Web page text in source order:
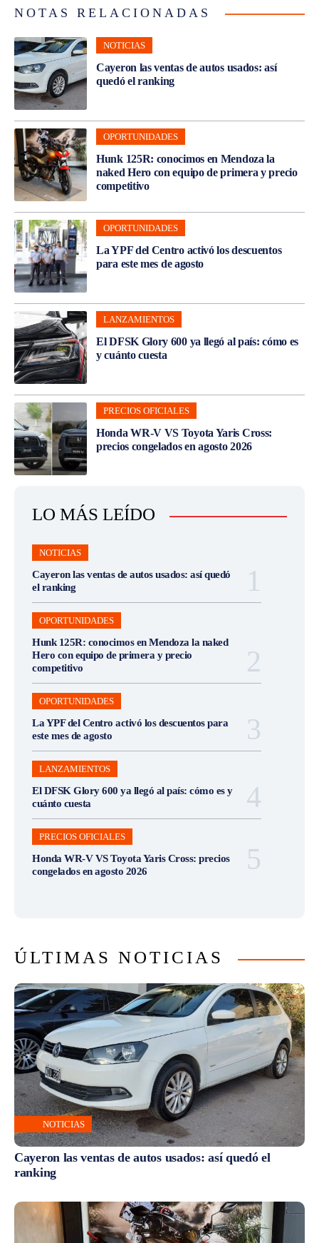
NOTAS RELACIONADAS
NOTICIAS
Cayeron las ventas de autos usados: así
quedó el ranking
OPORTUNIDADES
Hunk 125R: conocimos en Mendoza la
naked Hero con equipo de primera y precio
competitivo
OPORTUNIDADES
La YPF del Centro activó los descuentos
para este mes de agosto
LANZAMIENTOS
El DFSK Glory 600 ya llegó al país: cómo es
y cuánto cuesta
PRECIOS OFICIALES
Honda WR-V VS Toyota Yaris Cross:
precios congelados en agosto 2026
LO MÁS LEÍDO
NOTICIAS
Cayeron las ventas de autos usados: así quedó
el ranking
OPORTUNIDADES
Hunk 125R: conocimos en Mendoza la naked
Hero con equipo de primera y precio
competitivo
OPORTUNIDADES
La YPF del Centro activó los descuentos para
este mes de agosto
LANZAMIENTOS
El DFSK Glory 600 ya llegó al país: cómo es y
cuánto cuesta
PRECIOS OFICIALES
Honda WR-V VS Toyota Yaris Cross: precios
congelados en agosto 2026
ÚLTIMAS NOTICIAS
NOTICIAS
Cayeron las ventas de autos usados: así quedó el
ranking